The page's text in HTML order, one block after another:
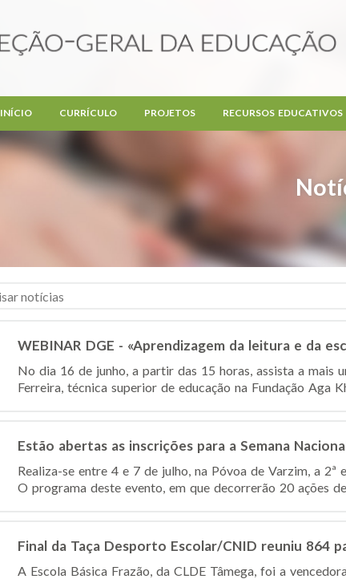
INÍCIO CURRÍCULO PROJETOS RECURSOS EDUCATIVOS
WEBINAR DGE - «Aprendizagem da leitura e da
No dia 16 de junho, a partir das 15 horas, assista a mais
Ferreira, técnica superior de educação na Fundação Aga
Estão abertas as inscrições para a Semana
Realiza-se entre 4 e 7 de julho, na Póvoa de Varzim, a
O programa deste evento, em que decorrerão 20 ações
Final da Taça Desporto Escolar/CNID reuniu 864
A Escola Básica Frazão, da CLDE Tâmega, foi a